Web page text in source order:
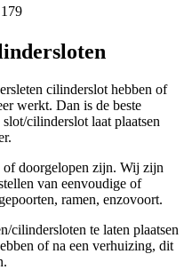
cilinderslot hebben of
werkt. Dan is de beste
cilinderslot laat plaatsen
of doorgelopen zijn. Wij zijn
van eenvoudige of
ramen, enzovoort.
cilindersloten te laten plaatsen
of na een verhuizing, dit